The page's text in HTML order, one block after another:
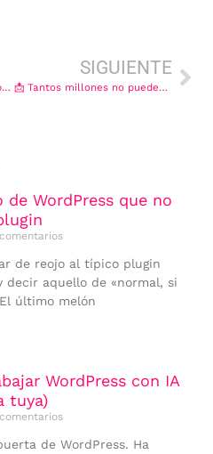
📩 Elementor, una novedad perdida y mucho que aprender (o enseñar)
SIGUIENTE
📩 Tantos millones no pueden equivocarse (Especial hackeos y números)
de WordPress que no
de reojo al típico plugin
decir aquello de «normal, si
último melón
WordPress con IA
tuya)
de WordPress. Ha